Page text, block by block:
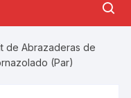
de Abrazaderas de
(Par)